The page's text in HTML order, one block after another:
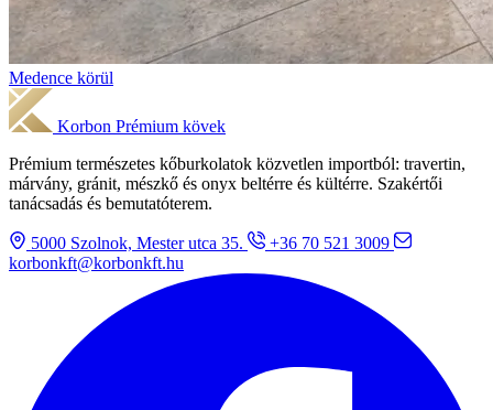
Medence körül
Korbon Prémium kövek
Prémium természetes kőburkolatok közvetlen importból: travertin,
márvány, gránit, mészkő és onyx beltérre és kültérre. Szakértői
tanácsadás és bemutatóterem.
5000 Szolnok, Mester utca 35.
+36 70 521 3009
korbonkft@korbonkft.hu